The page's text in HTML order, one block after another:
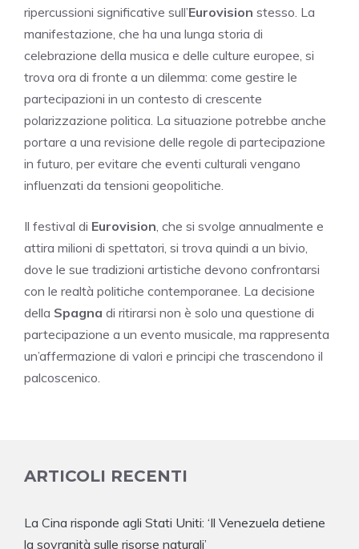
ripercussioni significative sull’Eurovision stesso. La
manifestazione, che ha una lunga storia di
celebrazione della musica e delle culture europee, si
trova ora di fronte a un dilemma: come gestire le
partecipazioni in un contesto di crescente
polarizzazione politica. La situazione potrebbe anche
portare a una revisione delle regole di partecipazione
in futuro, per evitare che eventi culturali vengano
influenzati da tensioni geopolitiche.
Il festival di Eurovision, che si svolge annualmente e
attira milioni di spettatori, si trova quindi a un bivio,
dove le sue tradizioni artistiche devono confrontarsi
con le realtà politiche contemporanee. La decisione
della Spagna di ritirarsi non è solo una questione di
partecipazione a un evento musicale, ma rappresenta
un’affermazione di valori e principi che trascendono il
palcoscenico.
ARTICOLI RECENTI
La Cina risponde agli Stati Uniti: ‘Il Venezuela detiene
la sovranità sulle risorse naturali’